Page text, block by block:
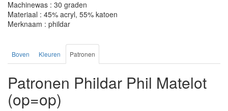
Machinewas : 30 graden
Materiaal : 45% acryl, 55% katoen
Merknaam : phildar
Boven Kleuren Patronen
Patronen Phildar Phil Matelot
(op=op)